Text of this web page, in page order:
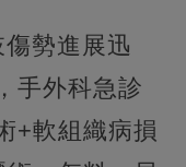
勢進展迅
手外科急診
+軟組織病損